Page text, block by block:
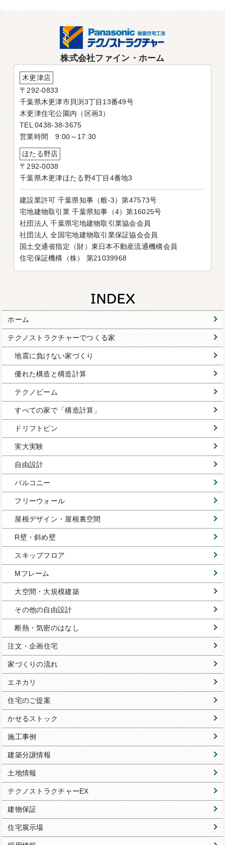
株式会社ファイン・ホーム
木更津店
〒292-0833
千葉県木更津市貝渕3丁目13番49号
木更津住宅公園内（区画3）
TEL 0438-38-3675
営業時間 9:00～17:30
ほたる野店
〒292-0038
千葉県木更津ほたる野4丁目4番地3
建設業許可 千葉県知事（般-3）第47573号
宅地建物取引業 千葉県知事（4）第16025号
社団法人 千葉県宅地建物取引業協会会員
社団法人 全国宅地建物取引業保証協会会員
国土交通省指定（財）東日本不動産流通機構会員
住宅保証機構（株） 第21039968
ホーム
テクノストラクチャーでつくる家
地震に負けない家づくり
優れた構造と構造計算
テクノビーム
すべての家で「構造計算」
ドリフトピン
実大実験
自由設計
バルコニー
フリーウォール
屋根デザイン・屋根裏空間
R壁・斜め壁
スキップフロア
Mフレーム
大空間・大規模建築
その他の自由設計
断熱・気密のはなし
注文・企画住宅
家づくりの流れ
エネカリ
住宅のご提案
かせるストック
施工事例
建築分譲情報
土地情報
テクノストラクチャーEX
建物保証
住宅展示場